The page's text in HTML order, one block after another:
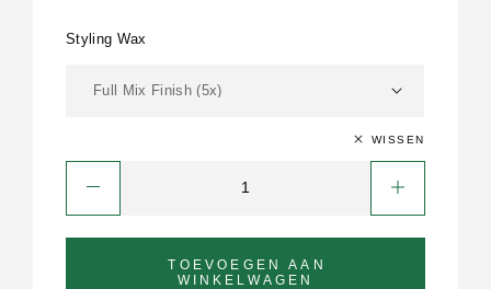
Styling Wax
WISSEN
TOEVOEGEN AAN
WINKELWAGEN